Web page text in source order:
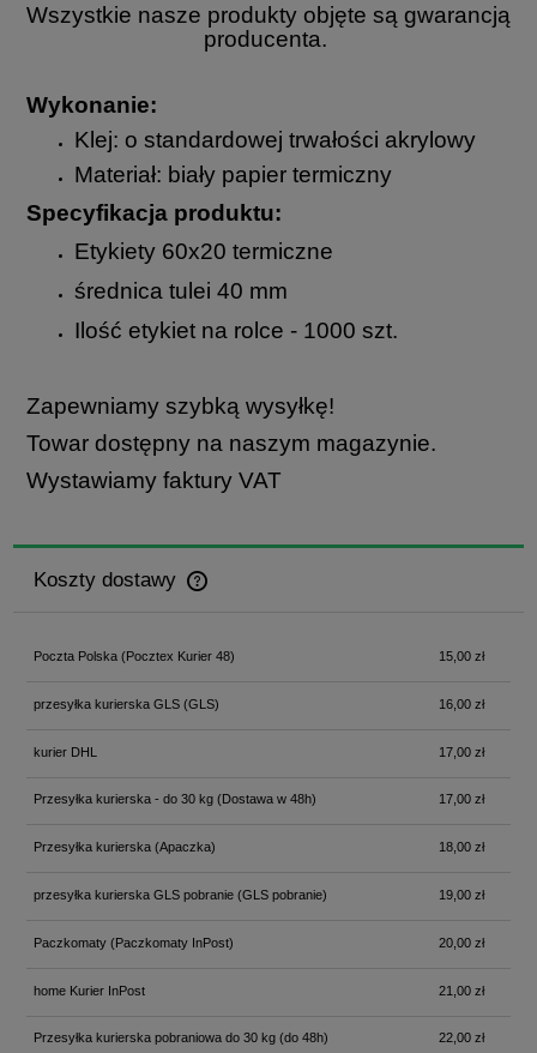
Wszystkie nasze produkty objęte są gwarancją
producenta.
Wykonanie:
Klej: o standardowej trwałości akrylowy
Materiał: biały papier termiczny
Specyfikacja produktu:
Etykiety 60x20 termiczne
średnica tulei 40 mm
Ilość etykiet na rolce - 1000 szt.
Zapewniamy szybką wysyłkę!
Towar dostępny na naszym magazynie.
Wystawiamy faktury VAT
Koszty dostawy
Cena nie zawiera ewentualnych kosztów płatności
Poczta Polska(Pocztex Kurier 48) 15,00 zł
przesyłka kurierska GLS(GLS) 16,00 zł
kurier DHL 17,00 zł
Przesyłka kurierska - do 30 kg(Dostawa w 48h) 17,00 zł
Przesyłka kurierska (Apaczka) 18,00 zł
przesyłka kurierska GLS pobranie(GLS pobranie) 19,00 zł
Paczkomaty(Paczkomaty InPost) 20,00 zł
home Kurier InPost 21,00 zł
Przesyłka kurierska pobraniowa do 30 kg(do 48h) 22,00 zł